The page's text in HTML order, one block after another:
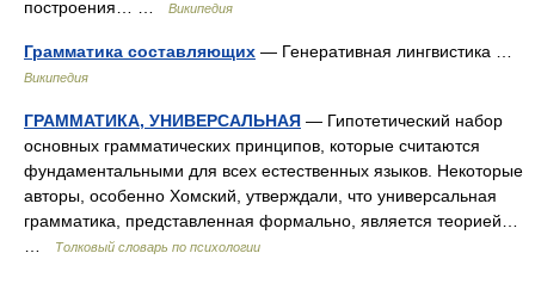
построения… …
Википедия
Грамматика составляющих — Генеративная лингвистика …
Википедия
ГРАММАТИКА, УНИВЕРСАЛЬНАЯ — Гипотетический набор
основных грамматических принципов, которые считаются
фундаментальными для всех естественных языков. Некоторые
авторы, особенно Хомский, утверждали, что универсальная
грамматика, представленная формально, является теорией…
Толковый словарь по психологии